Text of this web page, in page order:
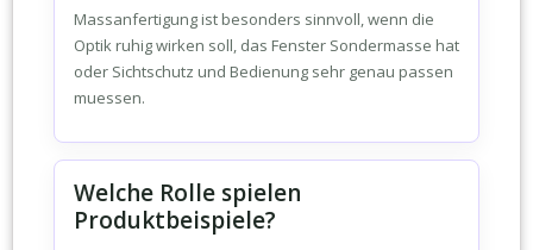
Massanfertigung ist besonders sinnvoll, wenn die
Optik ruhig wirken soll, das Fenster Sondermasse hat
oder Sichtschutz und Bedienung sehr genau passen
muessen.
Welche Rolle spielen
Produktbeispiele?